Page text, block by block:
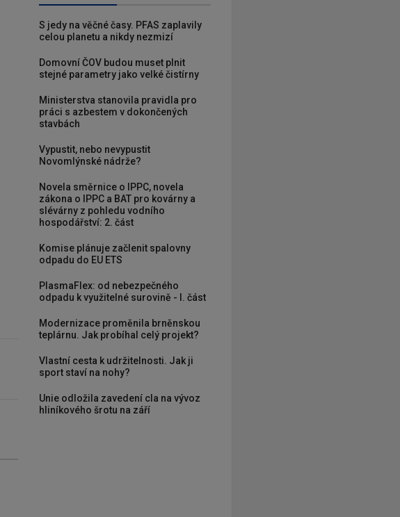
S jedy na věčné časy. PFAS zaplavily
celou planetu a nikdy nezmizí
Domovní ČOV budou muset plnit
stejné parametry jako velké čistírny
Ministerstva stanovila pravidla pro
práci s azbestem v dokončených
stavbách
Vypustit, nebo nevypustit
Novomlýnské nádrže?
Novela směrnice o IPPC, novela
zákona o IPPC a BAT pro kovárny a
slévárny z pohledu vodního
hospodářství: 2. část
Komise plánuje začlenit spalovny
odpadu do EU ETS
PlasmaFlex: od nebezpečného
odpadu k využitelné surovině - I. část
Modernizace proměnila brněnskou
teplárnu. Jak probíhal celý projekt?
Vlastní cesta k udržitelnosti. Jak ji
sport staví na nohy?
Unie odložila zavedení cla na vývoz
hliníkového šrotu na září